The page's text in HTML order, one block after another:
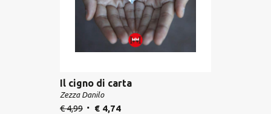
Il cigno di carta
Zezza Danilo
€4,99 €4,74